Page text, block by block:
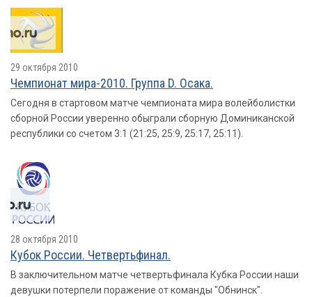
29 октября 2010
Чемпионат мира-2010. Группа D. Осака.
Сегодня в стартовом матче чемпионата мира волейболистки
сборной России уверенно обыграли сборную Доминиканской
республики со счетом 3:1 (21:25, 25:9, 25:17, 25:11).
28 октября 2010
Кубок России. Четвертьфинал.
В заключительном матче четвертьфинала Кубка России наши
девушки потерпели поражение от команды "Обнинск".